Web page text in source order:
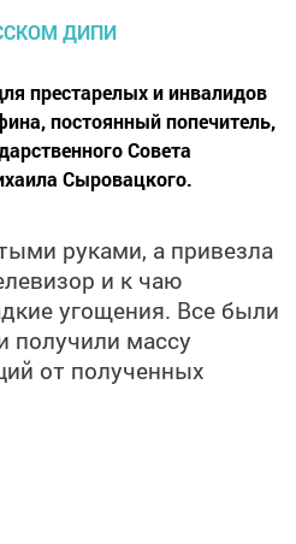
престарелых и инвалидов
постоянный попечитель,
Совета
Сыровацкого.
руками, а привезла
и к чаю
угощения. Все были
получили массу
от полученных